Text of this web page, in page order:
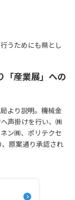
うためにも県とし
「産業展」への
より説明。機械金
声掛けを行い、㈱
ン㈱、ポリテクセ
原案通り承認され